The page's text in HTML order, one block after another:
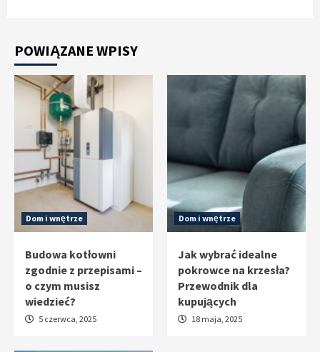
POWIĄZANE WPISY
Dom i wnętrze
Budowa kotłowni
zgodnie z przepisami –
o czym musisz
wiedzieć?
5 czerwca, 2025
Dom i wnętrze
Jak wybrać idealne
pokrowce na krzesła?
Przewodnik dla
kupujących
18 maja, 2025